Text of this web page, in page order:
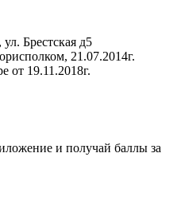
Брестская д5
21.07.2014г.
от 19.11.2018г.
и получай баллы за